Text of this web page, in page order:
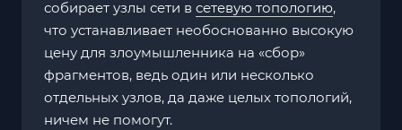
собирает узлы сети в сетевую топологию,
что устанавливает необоснованно высокую
цену для злоумышленника на «сбор»
фрагментов, ведь один или несколько
отдельных узлов, да даже целых топологий,
ничем не помогут.